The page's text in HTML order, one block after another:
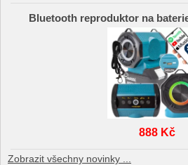
Bluetooth reproduktor na
888 Kč
Zobrazit všechny novinky ...